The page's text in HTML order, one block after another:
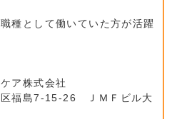
種として働いていた方が活躍
ア株式会社
区福島7-15-26 ＪＭＦビル大